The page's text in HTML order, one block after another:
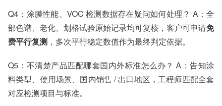
Q4：涂膜性能、VOC 检测数据存在疑问如何处理？ A：全
部色谱、老化、划格试验原始记录均可复核，客户可申请免
费平行复测 ，多次平行稳定数值作为最终判定依据。
Q5：不清楚产品匹配哪套国内外标准怎么办？ A：告知涂
料类型、使用场景、国内销售 / 出口地区，工程师匹配全套
对应检测项目与标准。